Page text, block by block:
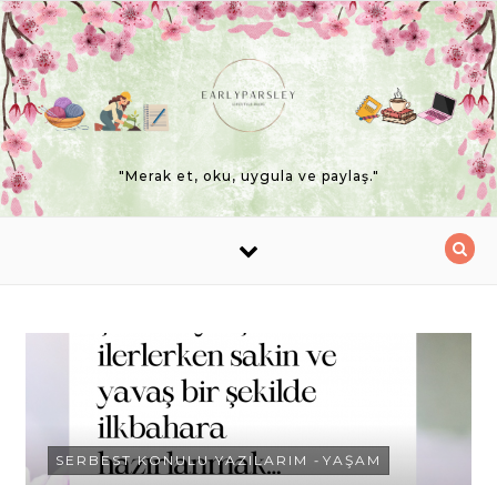
Skip to content
"Merak et, oku, uygula ve paylaş."
SERBEST KONULU YAZILARIM - YAŞAM